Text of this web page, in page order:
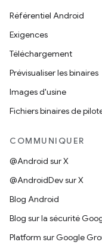
Référentiel Android
Exigences
Téléchargement
Prévisualiser les binaires
Images d'usine
Fichiers binaires de
COMMUNIQUER
@Android sur X
@AndroidDev sur X
Blog Android
Blog sur la sécurité
Platform sur Google